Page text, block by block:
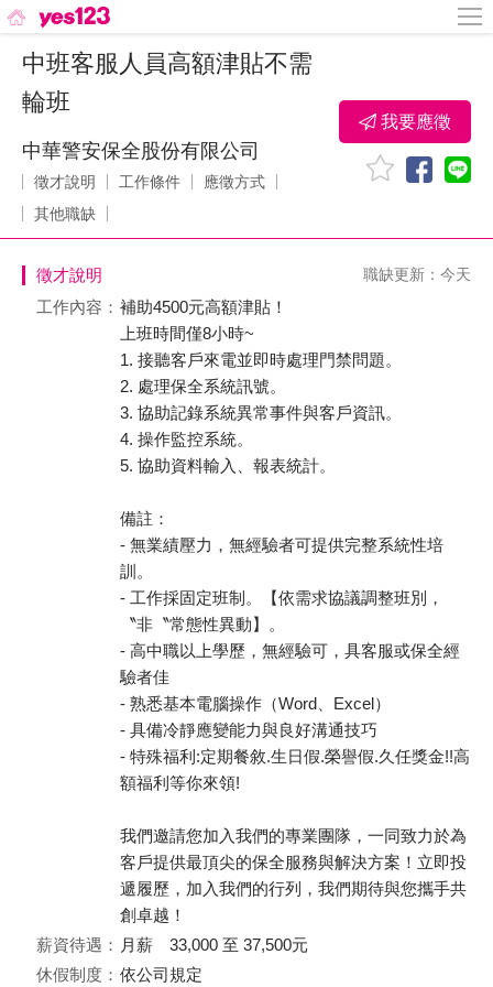
中班客服人員高額津貼不需
輪班
中華警安保全股份有限公司
徵才說明 工作條件
應徵方式
其他職缺
我要應徵
徵才說明 職缺更新：今天
工作內容： 補助4500元高額津貼！
上班時間僅8小時~
1. 接聽客戶來電並即時處理門禁問題。
2. 處理保全系統訊號。
3. 協助記錄系統異常事件與客戶資訊。
4. 操作監控系統。
5. 協助資料輸入、報表統計。
備註：
- 無業績壓力，無經驗者可提供完整系統性培
訓。
- 工作採固定班制。【依需求協議調整班別，
〝非〝常態性異動】。
- 高中職以上學歷，無經驗可，具客服或保全經
驗者佳
- 熟悉基本電腦操作（Word、Excel）
- 具備冷靜應變能力與良好溝通技巧
- 特殊福利:定期餐敘.生日假.榮譽假.久任獎金!!高
額福利等你來領!
我們邀請您加入我們的專業團隊，一同致力於為
客戶提供最頂尖的保全服務與解決方案！立即投
遞履歷，加入我們的行列，我們期待與您攜手共
創卓越！
薪資待遇： 月薪 33,000 至 37,500元
休假制度： 依公司規定